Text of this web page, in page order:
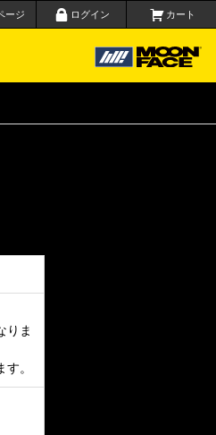
ージ ログイン カート
りま
。